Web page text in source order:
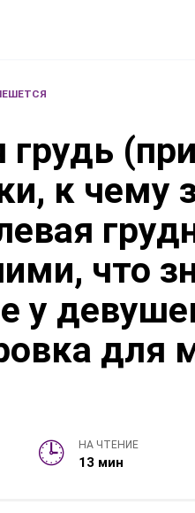
грудь
к чему
что
у
для
НА ЧТЕНИЕ
13 мин